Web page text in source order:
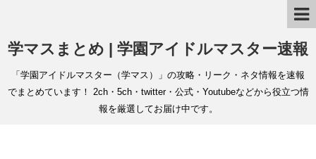
学マスまとめ | 学園アイドルマスター速報
「学園アイドルマスター（学マス）」の攻略・リーク・ネタ情報を速報
でまとめています！ 2ch・5ch・twitter・公式・Youtubeなどから役立つ情
報を厳選してお届け中です。